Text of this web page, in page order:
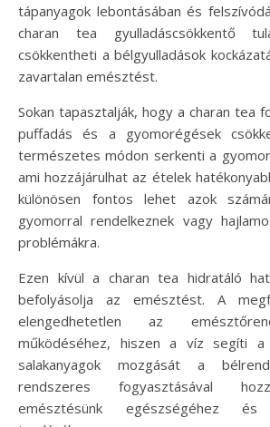
tápanyagok lebontásában és
charan tea gyulladáscsökkentő
csökkentheti a bélgyulladások
zavartalan emésztést.
Sokan tapasztalják, hogy a charan tea
puffadás és a gyomorégések
természetes módon serkenti a
ami hozzájárulhat az ételek
különösen fontos lehet azok
gyomorral rendelkeznek vagy
problémákra.
Ezen kívül a charan tea hidratáló
befolyásolja az emésztést. A
elengedhetetlen az
működéséhez, hiszen a víz segíti
salakanyagok mozgását a
rendszeres fogyasztásával
emésztésünk egészségéhez